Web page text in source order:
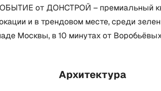
от ДОНСТРОЙ – премиальный
и в трендовом месте, среди
Москвы, в 10 минутах от
Архитектура